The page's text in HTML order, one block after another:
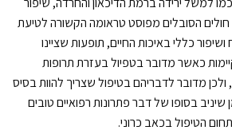
הסובלים מפוסט טראומה הקשורה לטיעת
כללי באיכות החיים, תופעות שציינו
כאשר מדובר בטפיול בעזרת תרופות
ולכן מדובר לדבריהם בטיפול שצריך להוות בסיס
בסופו של דבר פתרונות רפואיים טובים
הטיפול בכאב כרוני.